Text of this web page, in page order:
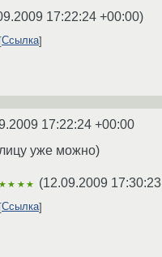
17:22:24 +00:00)
Ссылка
17:22:24 +00:00
уже можно)
(12.09.2009
Ссылка